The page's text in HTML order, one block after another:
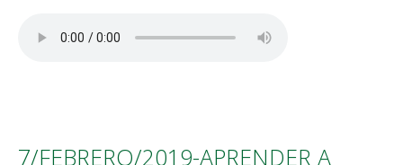
7/FEBRERO/2019-APRENDER A